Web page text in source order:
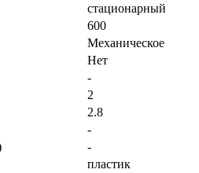
стационарный
600
Механическое
Нет
-
2
2.8
-
-
пластик